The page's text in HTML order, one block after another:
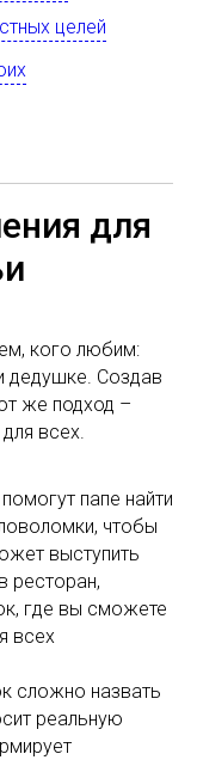
целей
для
кого любим:
дедушке. Создав
же подход –
всех.
папе найти
чтобы
выступить
ресторан,
где вы сможете
всех
сложно назвать
реальную